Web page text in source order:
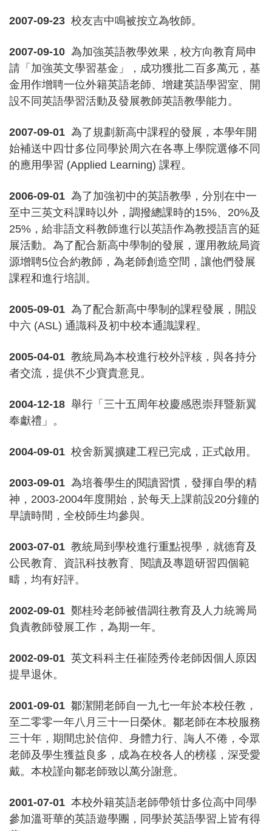
2007-09-23 校友吉中鳴被按立為牧師。
2007-09-10 為加強英語教學效果，校方向教育局申
請「加強英文學習基金」，成功獲批二百多萬元，基
金用作增聘一位外籍英語老師、增建英語學習室、開
設不同英語學習活動及發展教師英語教學能力。
2007-09-01 為了規劃新高中課程的發展，本學年開
始補送中四廿多位同學於周六在各專上學院選修不同
的應用學習 (Applied Learning) 課程。
2006-09-01 為了加強初中的英語教學，分別在中一
至中三英文科課時以外，調撥總課時的15%、20%及
25%，給非語文科教師進行以英語作為教授語言的延
展活動。為了配合新高中學制的發展，運用教統局資
源增聘5位合約教師，為老師創造空間，讓他們發展
課程和進行培訓。
2005-09-01 為了配合新高中學制的課程發展，開設
中六 (ASL) 通識科及初中校本通識課程。
2005-04-01 教統局為本校進行校外評核，與各持分
者交流，提供不少寶貴意見。
2004-12-18 舉行「三十五周年校慶感恩崇拜暨新翼
奉獻禮」。
2004-09-01 校舍新翼擴建工程已完成，正式啟用。
2003-09-01 為培養學生的閱讀習慣，發揮自學的精
神，2003-2004年度開始，於每天上課前設20分鐘的
早讀時間，全校師生均參與。
2003-07-01 教統局到學校進行重點視學，就德育及
公民教育、資訊科技教育、閱讀及專題研習四個範
疇，均有好評。
2002-09-01 鄭桂玲老師被借調往教育及人力統籌局
負責教師發展工作，為期一年。
2002-09-01 英文科科主任崔陸秀伶老師因個人原因
提早退休。
2001-09-01 鄒潔開老師自一九七一年於本校任教，
至二零零一年八月三十一日榮休。鄒老師在本校服務
三十年，期間忠於信仰、身體力行、誨人不倦，令眾
老師及學生獲益良多，成為在校各人的榜樣，深受愛
戴。本校謹向鄒老師致以萬分謝意。
2001-07-01 本校外籍英語老師帶領廿多位高中同學
參加溫哥華的英語遊學團，同學於英語學習上皆有得